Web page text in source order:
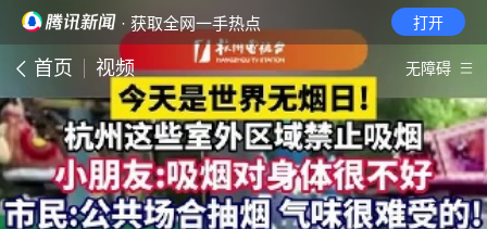
· 获取全网一手热点 打开
首页 视频 无障碍